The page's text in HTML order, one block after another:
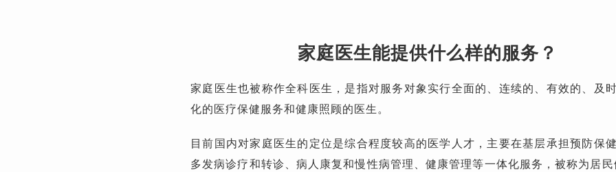
家庭医生能提供什么样的服务？
家庭医生也被称作全科医生，是指对服务对象实行全面的、连续的、有效的、及
化的医疗保健服务和健康照顾的医生。
目前国内对家庭医生的定位是综合程度较高的医学人才，主要在基层承担预防保
多发病诊疗和转诊、病人康复和慢性病管理、健康管理等一体化服务，被称为居民